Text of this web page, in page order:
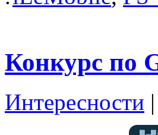
Конкурс по
Интересности